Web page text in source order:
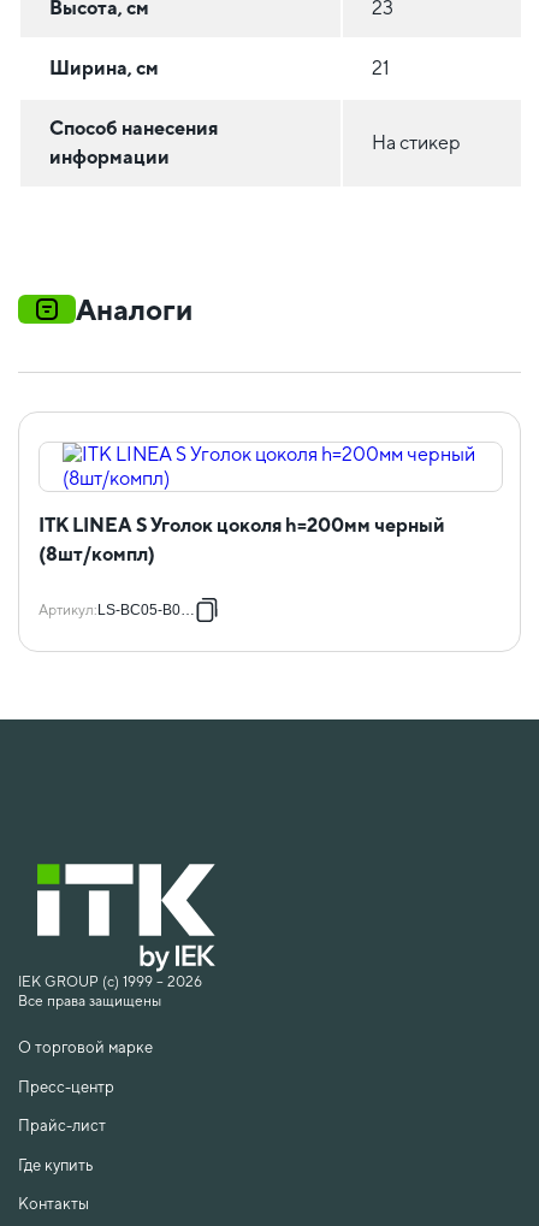
Высота, см 23
Ширина, см 21
Способ нанесения
информации
На стикер
Аналоги
ITK LINEA S Уголок цоколя h=200мм черный
(8шт/компл)
Артикул: LS-BC05-B0-02
IEK GROUP (c) 1999 – 2026
Все права защищены
О торговой марке
Пресс-центр
Прайс-лист
Где купить
Контакты